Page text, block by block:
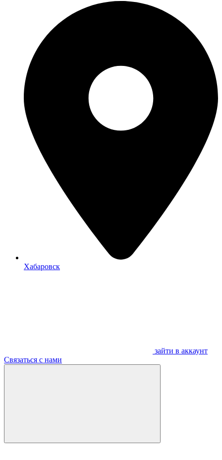
Хабаровск
зайти в аккаунт
Связаться с нами